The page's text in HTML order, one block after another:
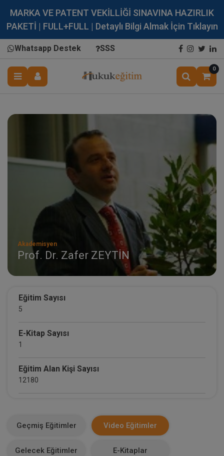
MARKA VE PATENT VEKİLLİĞİ SINAVINA HAZIRLIK
PAKETİ | FULL+FULL | Detaylı Bilgi Almak İçin Tıklayın
Whatsapp Destek SSS
0
Akademisyen
Prof. Dr. Zafer ZEYTİN
Eğitim Sayısı
5
E-Kitap Sayısı
1
Eğitim Alan Kişi Sayısı
12180
0
Geçmiş Eğitimler Video Eğitimler
Gelecek Eğitimler E-Kitaplar